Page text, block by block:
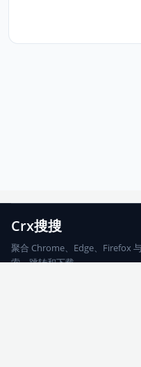
Crx搜搜
聚合 Chrome、Edge、Firefox
索、跳转和下载。